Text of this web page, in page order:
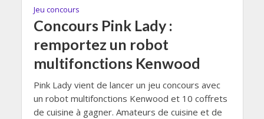
Jeu concours
Concours Pink Lady :
remportez un robot
multifonctions Kenwood
Pink Lady vient de lancer un jeu concours avec
un robot multifonctions Kenwood et 10 coffrets
de cuisine à gagner. Amateurs de cuisine et de